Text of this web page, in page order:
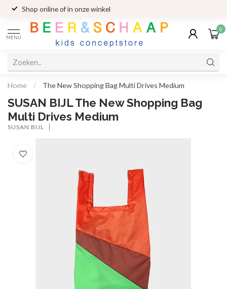
Shop online of in onze winkel
MENU
0
Home / The New Shopping Bag Multi Drives Medium
SUSAN BIJL The New Shopping Bag
Multi Drives Medium
SUSAN BIJL